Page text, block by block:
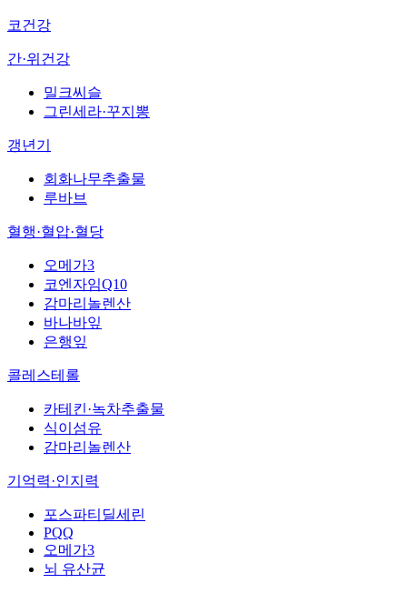
코건강
간·위건강
밀크씨슬
그린세라·꾸지뽕
갱년기
회화나무추출물
루바브
혈행·혈압·혈당
오메가3
코엔자임Q10
감마리놀렌산
바나바잎
은행잎
콜레스테롤
카테킨·녹차추출물
식이섬유
감마리놀렌산
기억력·인지력
포스파티딜세린
PQQ
오메가3
뇌 유산균